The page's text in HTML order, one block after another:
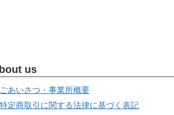
us
ごあいさつ・事業所概要
特定商取引に関する法律に基づく表記